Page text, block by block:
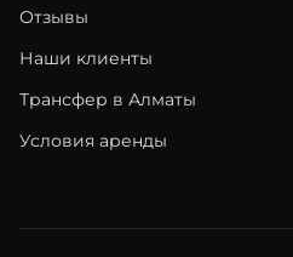
Отзывы
Наши клиенты
Трансфер в Алматы
Условия аренды